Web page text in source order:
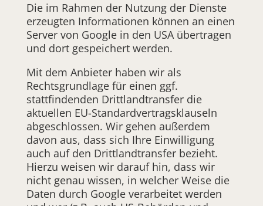
Die im Rahmen der Nutzung der Dienste
erzeugten Informationen können an einen
Server von Google in den USA übertragen
und dort gespeichert werden.
Mit dem Anbieter haben wir als
Rechtsgrundlage für einen ggf.
stattfindenden Drittlandtransfer die
aktuellen EU-Standardvertragsklauseln
abgeschlossen. Wir gehen außerdem
davon aus, dass sich Ihre Einwilligung
auch auf den Drittlandtransfer bezieht.
Hierzu weisen wir darauf hin, dass wir
nicht genau wissen, in welcher Weise die
Daten durch Google verarbeitet werden